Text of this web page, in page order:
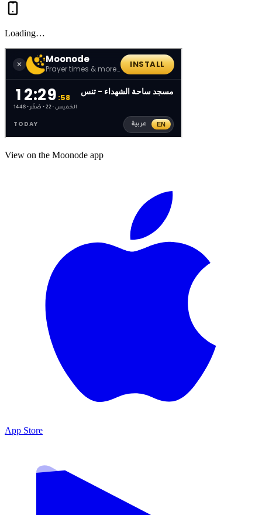
Loading…
View on the Moonode app
App Store